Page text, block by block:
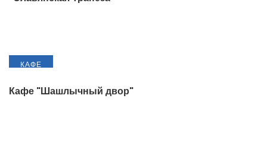
КАФЕ
Кафе "Шашлычный двор"